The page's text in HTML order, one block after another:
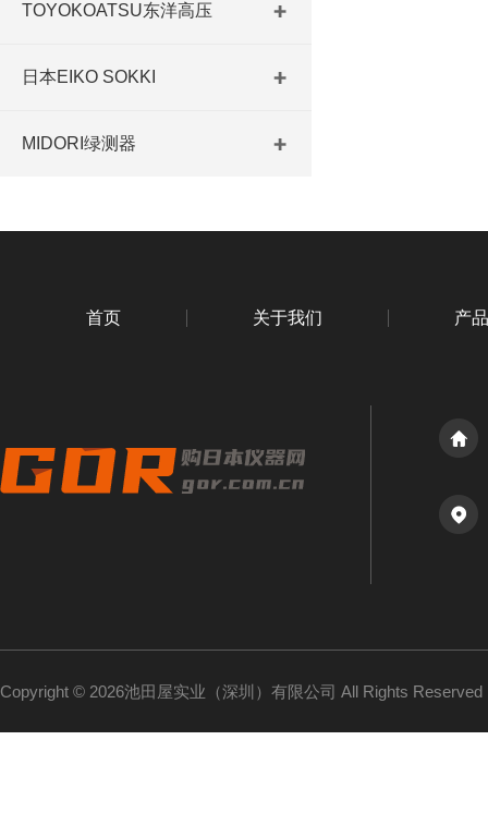
TOYOKOATSU东洋高压
日本EIKO SOKKI
MIDORI绿测器
首页 关于我们 产
Copyright © 2026池田屋实业（深圳）有限公司 All Rights